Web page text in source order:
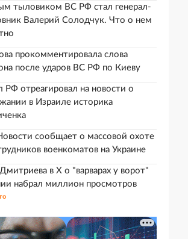
тыловиком ВС РФ стал генерал-
Валерий Солодчук. Что о нем
прокомментировала слова
после ударов ВС РФ по Киеву
РФ отреагировал на новости о
в Израиле историка
сообщает о массовой охоте
военкоматов на Украине
в X о "варварах у ворот"
набрал миллион просмотров